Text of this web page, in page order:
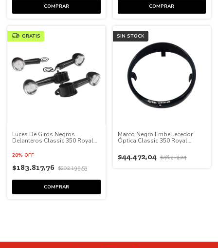
GRATIS
Luces De Giros Negros
Delanteros Classic 350 Royal
20% OFF
$183.817,76 $202.199,53
SIN STOCK
Marco Negro Embellecedor
Óptica Classic 350 Royal
$44.472,04 $48.919,24